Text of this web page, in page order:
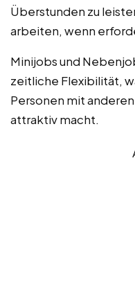
Überstunden zu
arbeiten, wenn
Minijobs und
zeitliche Flexibilität,
Personen mit
attraktiv macht.